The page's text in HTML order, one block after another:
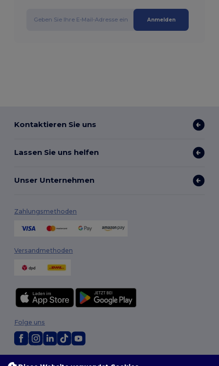
Anmelden
Kontaktieren Sie uns
Lassen Sie uns helfen
Unser Unternehmen
Zahlungsmethoden
Versandmethoden
Folge uns